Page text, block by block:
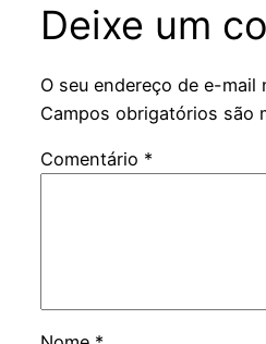
Deixe um
O seu endereço de e-mail
Campos obrigatórios são
Comentário *